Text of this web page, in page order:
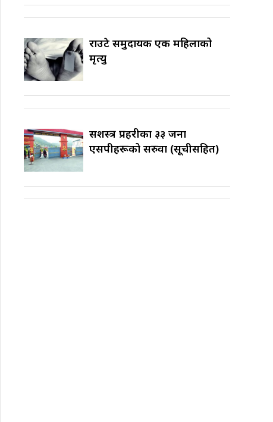
राउटे समुदायकी एक महिलाको
मृत्यु
सशस्त्र प्रहरीका ३३ जना
एसपीहरूको सरुवा (सूचीसहित)